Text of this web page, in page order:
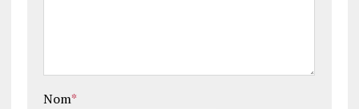
Nom*